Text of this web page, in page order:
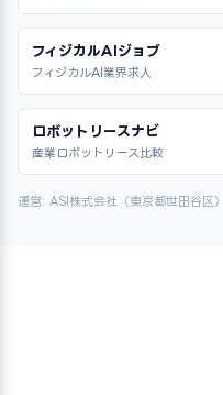
フィジカルAIジョブ
フィジカルAI業界求人
ロボットリースナビ
産業ロボットリース比較
運営: ASI株式会社（東京都世田谷区）